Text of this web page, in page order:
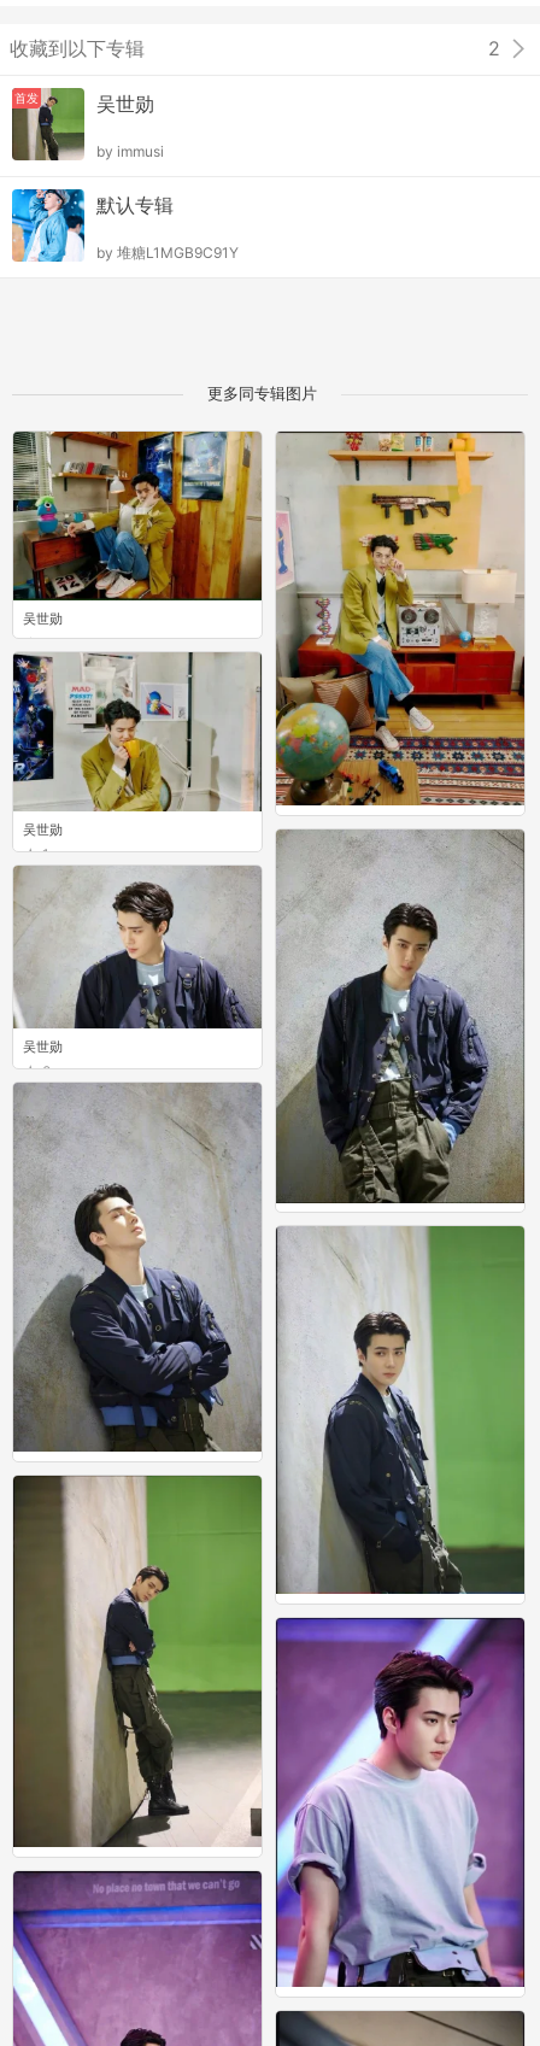
收藏到以下专辑 2
首发 吴世勋
by immusi
默认专辑
by 堆糖L1MGB9C91Y
更多同专辑图片
吴世勋
3
吴世勋
1
1
吴世勋
0